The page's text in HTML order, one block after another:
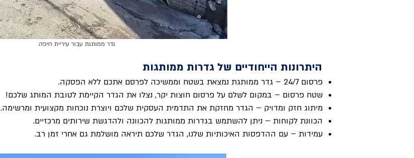
גדר ממותגת עבור עיריית חיפה
היתרונות הייחודיים של גדרות ממותגות
פרסום 24/7 – גדר ממותגת נמצאת בשטח וממשיכה לפרסם אתכם ללא הפסקה.
שטח פרסום – במקום לשלם על פרסום חוצות יקר, נצלו את הגדר הקיימת לטובת המותג שלכם!
מיתוג חזק ומדויק – הגדר מחזקת את התדמית העסקית שלכם ויוצרת נוכחות מקצועית ומרשימה.
הכוונת לקוחות – ניתן להשתמש בגדרות ממותגות להכוונה ולהדגשת שירותים מרכזיים.
עמידות – עם ההדפסות האיכותיות שלנו, הגדר שלכם תיראה מושלמת גם אחרי זמן רב.